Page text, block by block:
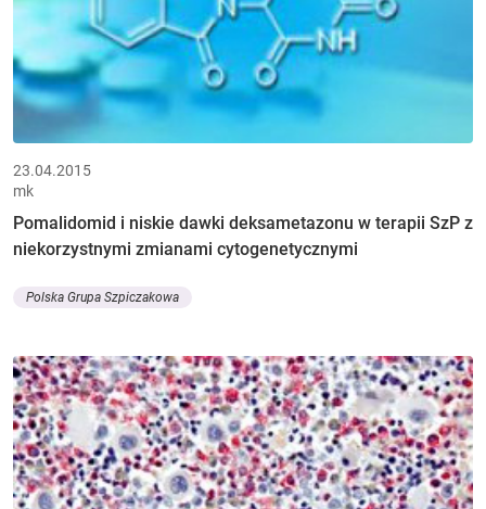
23.04.2015
mk
Pomalidomid i niskie dawki deksametazonu w terapii SzP z
niekorzystnymi zmianami cytogenetycznymi
Polska Grupa Szpiczakowa